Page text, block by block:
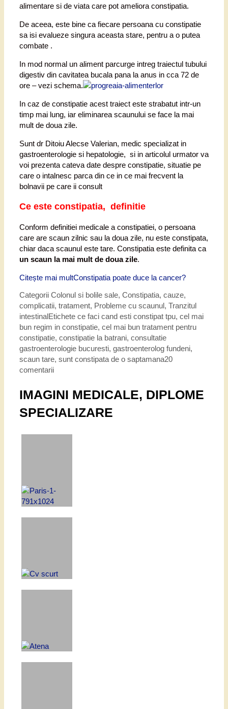
alimentare si de viata care pot ameliora constipatia.
De aceea, este bine ca fiecare persoana cu constipatie
sa isi evalueze singura aceasta stare, pentru a o putea
combate .
In mod normal un aliment parcurge intreg traiectul tubului
digestiv din cavitatea bucala pana la anus in cca 72 de
ore – vezi schema.
In caz de constipatie acest traiect este strabatut intr-un
timp mai lung, iar eliminarea scaunului se face la mai
mult de doua zile.
Sunt dr Ditoiu Alecse Valerian, medic specializat in
gastroenterologie si hepatologie, si in articolul urmator va
voi prezenta cateva date despre constipatie, situatie pe
care o intalnesc parca din ce in ce mai frecvent la
bolnavii pe care ii consult
Ce este constipatia, definitie
Conform definitiei medicale a constipatiei, o persoana
care are scaun zilnic sau la doua zile, nu este constipata,
chiar daca scaunul este tare. Constipatia este definita ca
un scaun la mai mult de doua zile.
Citește mai multConstipatia poate duce la cancer?
Categorii Colonul si bolile sale, Constipatia, cauze,
complicatii, tratament, Probleme cu scaunul, Tranzitul
intestinalEtichete ce faci cand esti constipat tpu, cel mai
bun regim in constipatie, cel mai bun tratament pentru
constipatie, constipatie la batrani, consultatie
gastroenterologie bucuresti, gastroenterolog fundeni,
scaun tare, sunt constipata de o saptamana20
comentarii
IMAGINI MEDICALE, DIPLOME
SPECIALIZARE